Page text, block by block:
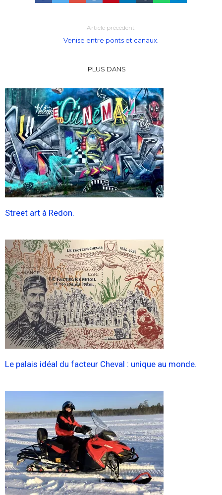
Article précédent
Venise entre ponts et canaux.
PLUS DANS
Street art à Redon.
Le palais idéal du facteur Cheval : unique au monde.